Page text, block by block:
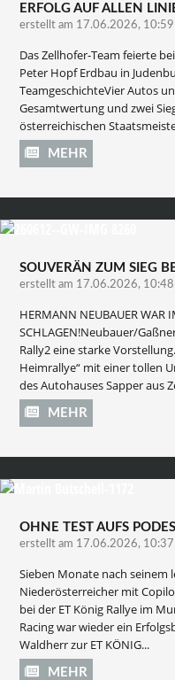
ERFOLG AUF ALLEN
erstellt am 17.06.2026, 10:59
Das Zellhofer-Team feierte
Peter Hopf Erdbau in
TeamgeschichteVier Autos
Gesamtwertung und zwei
österreichischen
MEHR
SOUVERÄN ZUM SIEG
erstellt am 17.06.2026, 10:48
HERMANN NEUBAUER WAR
SCHLAGEN!Neubauer/
Rally2 eine starke
Heimrallye“ mit einer tollen
des Autohauses Sapper aus
MEHR
OHNE TEST AUFS
erstellt am 17.06.2026, 10:37
Sieben Monate nach seinem
Niederösterreicher mit
bei der ET König Rallye im
Racing war wieder ein
Waldherr zur ET KÖNIG...
MEHR